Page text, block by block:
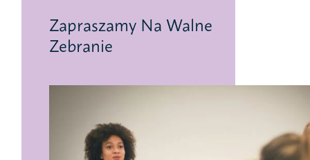
Zapraszamy Na Walne
Zebranie